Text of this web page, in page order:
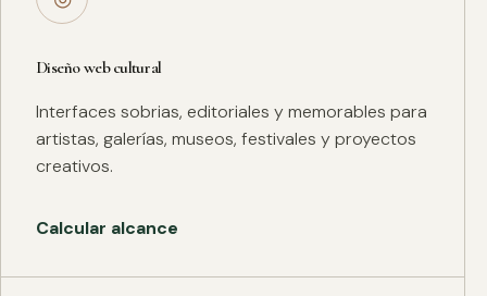
Diseño web cultural
Interfaces sobrias, editoriales y memorables para
artistas, galerías, museos, festivales y proyectos
creativos.
Calcular alcance